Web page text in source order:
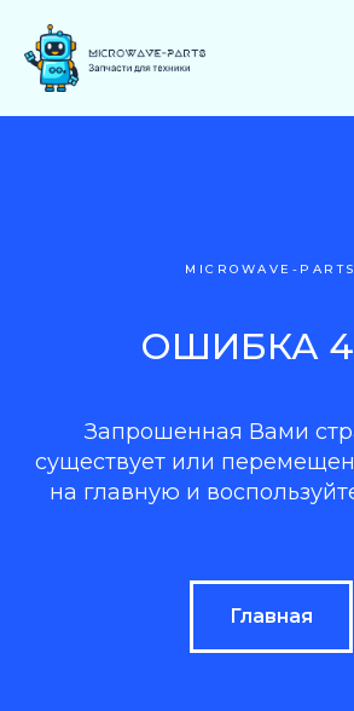
MICROWAVE-PARTS
ОШИБКА
Запрошенная Вами
существует или
на главную и
Главная